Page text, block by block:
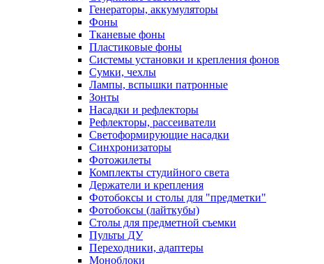
Генераторы, аккумуляторы
Фоны
Тканевые фоны
Пластиковые фоны
Системы установки и крепления фонов
Сумки, чехлы
Лампы, вспышки патронные
Зонты
Насадки и рефлекторы
Рефлекторы, рассеиватели
Светоформирующие насадки
Синхронизаторы
Фотожилеты
Комплекты студийного света
Держатели и крепления
Фотобоксы и столы для "предметки"
Фотобоксы (лайткубы)
Столы для предметной съемки
Пульты ДУ
Переходники, адаптеры
Моноблоки